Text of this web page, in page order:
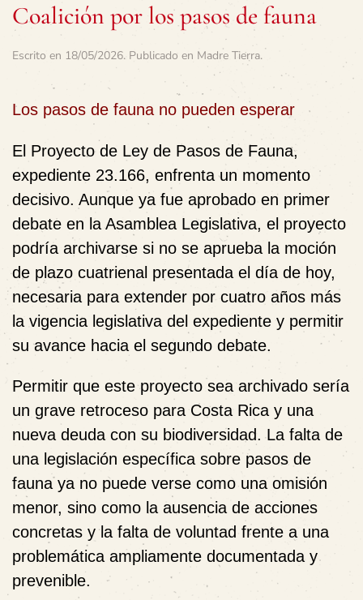
Coalición por los pasos de fauna
Escrito en 18/05/2026. Publicado en Madre Tierra.
Los pasos de fauna no pueden esperar
El Proyecto de Ley de Pasos de Fauna,
expediente 23.166, enfrenta un momento
decisivo. Aunque ya fue aprobado en primer
debate en la Asamblea Legislativa, el proyecto
podría archivarse si no se aprueba la moción
de plazo cuatrienal presentada el día de hoy,
necesaria para extender por cuatro años más
la vigencia legislativa del expediente y permitir
su avance hacia el segundo debate.
Permitir que este proyecto sea archivado sería
un grave retroceso para Costa Rica y una
nueva deuda con su biodiversidad. La falta de
una legislación específica sobre pasos de
fauna ya no puede verse como una omisión
menor, sino como la ausencia de acciones
concretas y la falta de voluntad frente a una
problemática ampliamente documentada y
prevenible.